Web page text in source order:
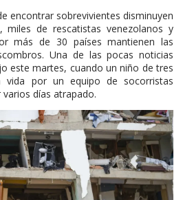
encontrar sobrevivientes disminuyen
de rescatistas venezolanos y
más de 30 países mantienen las
Una de las pocas noticias
este martes, cuando un niño de tres
vida por un equipo de socorristas
días atrapado.